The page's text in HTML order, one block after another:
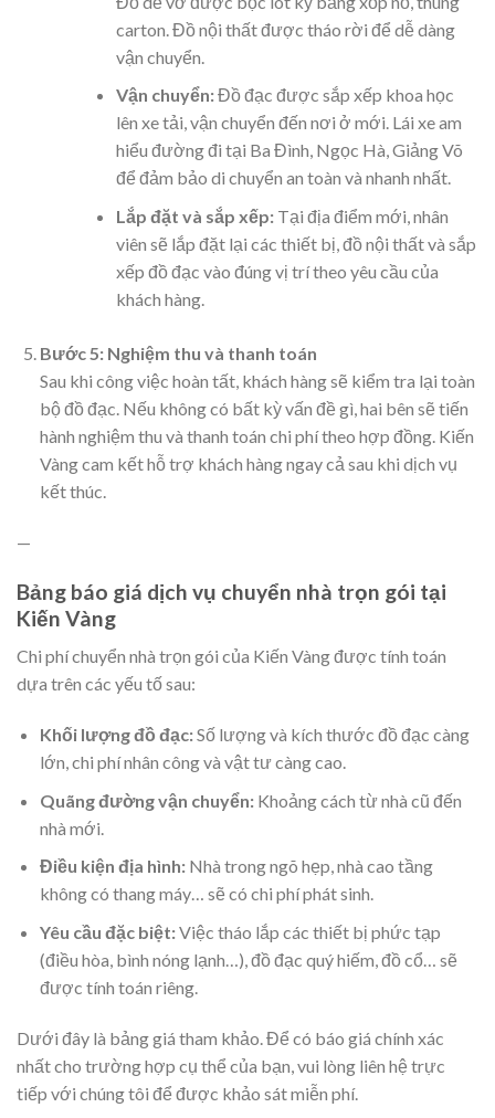
carton. Đồ nội thất được tháo rời để dễ dàng
vận chuyển.
Vận chuyển:Đồ đạc được sắp xếp khoa học
lên xe tải, vận chuyển đến nơi ở mới. Lái xe am
hiểu đường đi tại Ba Đình, Ngọc Hà, Giảng Võ
để đảm bảo di chuyển an toàn và nhanh nhất.
Lắp đặt và sắp xếp:Tại địa điểm mới, nhân
viên sẽ lắp đặt lại các thiết bị, đồ nội thất và sắp
xếp đồ đạc vào đúng vị trí theo yêu cầu của
khách hàng.
Bước 5: Nghiệm thu và thanh toán
Sau khi công việc hoàn tất, khách hàng sẽ kiểm tra lại toàn
bộ đồ đạc. Nếu không có bất kỳ vấn đề gì, hai bên sẽ tiến
hành nghiệm thu và thanh toán chi phí theo hợp đồng. Kiến
Vàng cam kết hỗ trợ khách hàng ngay cả sau khi dịch vụ
kết thúc.
—
Bảng báo giá dịch vụ chuyển nhà trọn gói tại
Kiến Vàng
Chi phí chuyển nhà trọn gói của Kiến Vàng được tính toán
dựa trên các yếu tố sau:
Khối lượng đồ đạc:Số lượng và kích thước đồ đạc càng
lớn, chi phí nhân công và vật tư càng cao.
Quãng đường vận chuyển:Khoảng cách từ nhà cũ đến
nhà mới.
Điều kiện địa hình:Nhà trong ngõ hẹp, nhà cao tầng
không có thang máy… sẽ có chi phí phát sinh.
Yêu cầu đặc biệt:Việc tháo lắp các thiết bị phức tạp
(điều hòa, bình nóng lạnh…), đồ đạc quý hiếm, đồ cổ… sẽ
được tính toán riêng.
Dưới đây là bảng giá tham khảo. Để có báo giá chính xác
nhất cho trường hợp cụ thể của bạn, vui lòng liên hệ trực
tiếp với chúng tôi để được khảo sát miễn phí.